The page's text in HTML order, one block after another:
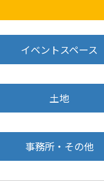
イベントスペース
土地
事務所・その他